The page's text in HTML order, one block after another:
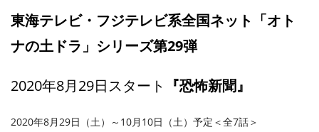
東海テレビ・フジテレビ系全国ネット「オト
ナの土ドラ」シリーズ第29弾
2020年8月29日スタート 『恐怖新聞』
2020年8月29日（土）～10月10日（土）予定＜全7話＞